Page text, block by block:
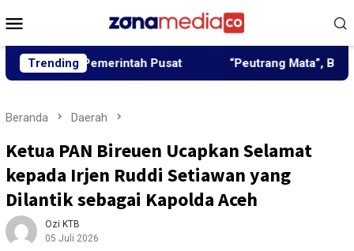
ke
Mobile
Trending
Pemerintah Pusat “Peutrang Mata”, BRA Aceh
Beranda Daerah
Ketua PAN Bireuen Ucapkan Selamat
kepada Irjen Ruddi Setiawan yang
Dilantik sebagai Kapolda Aceh
Ozi KTB
05 Juli 2026